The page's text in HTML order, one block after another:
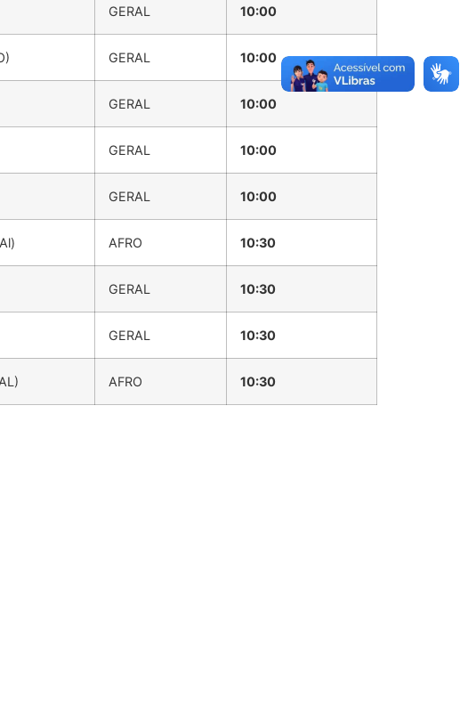
GERAL 10:00
GERAL 10:00
GERAL 10:00
GERAL 10:00
GERAL 10:00
AFRO 10:30
GERAL 10:30
GERAL 10:30
AFRO 10:30